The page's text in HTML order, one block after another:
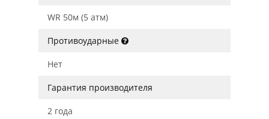
WR 50м (5 атм)
Противоударные
Нет
Гарантия производителя
2 года